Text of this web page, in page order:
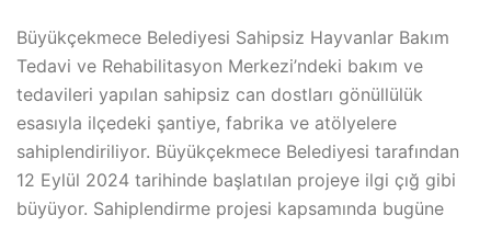
Büyükçekmece Belediyesi Sahipsiz Hayvanlar Bakım
Tedavi ve Rehabilitasyon Merkezi’ndeki bakım ve
tedavileri yapılan sahipsiz can dostları gönüllülük
esasıyla ilçedeki şantiye, fabrika ve atölyelere
sahiplendiriliyor. Büyükçekmece Belediyesi tarafından
12 Eylül 2024 tarihinde başlatılan projeye ilgi çığ gibi
büyüyor. Sahiplendirme projesi kapsamında bugüne